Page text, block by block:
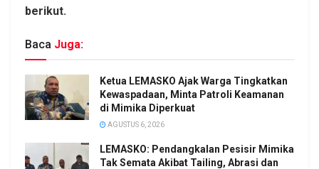
berikut.
Baca Juga:
Ketua LEMASKO Ajak Warga Tingkatkan
Kewaspadaan, Minta Patroli Keamanan
di Mimika Diperkuat
AGUSTUS 6, 2026
LEMASKO: Pendangkalan Pesisir Mimika
Tak Semata Akibat Tailing, Abrasi dan